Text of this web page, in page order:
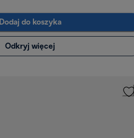
Dodaj do koszyka
Odkryj więcej